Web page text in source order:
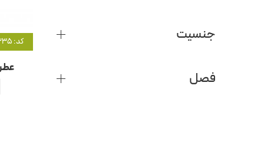
کد: 1235 جنسیت
فصل